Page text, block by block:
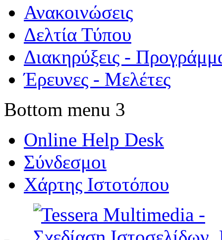
Ανακοινώσεις
Δελτία Τύπου
Διακηρύξεις -
Έρευνες - Μελέτες
Bottom menu 3
Online Help Desk
Σύνδεσμοι
Χάρτης Ιστοτόπου